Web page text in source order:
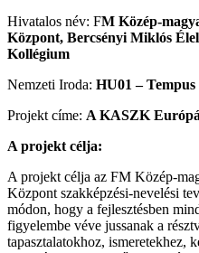
Hivatalos név: FM Közép-
Központ, Bercsényi Miklós
Kollégium
Nemzeti Iroda: HU01 –
Projekt címe: A KASZK
A projekt célja:
A projekt célja az FM Közép-
Központ szakképzési-nevelési
módon, hogy a fejlesztésben
figyelembe véve jussanak a
tapasztalatokhoz, ismeretekhez,